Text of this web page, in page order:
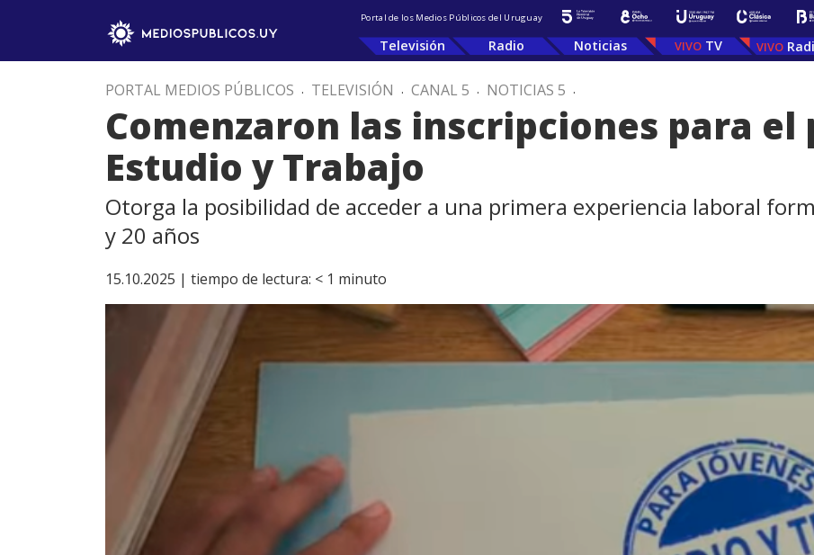
Portal de los Medios Públicos del Uruguay
Televisión Radio Noticias TV
PORTAL MEDIOS PÚBLICOS . TELEVISIÓN . CANAL 5 . NOTICIAS 5 .
Comenzaron las inscripciones para el
Estudio y Trabajo
Otorga la posibilidad de acceder a una primera experiencia laboral
y 20 años
15.10.2025 | tiempo de lectura: < 1 minuto